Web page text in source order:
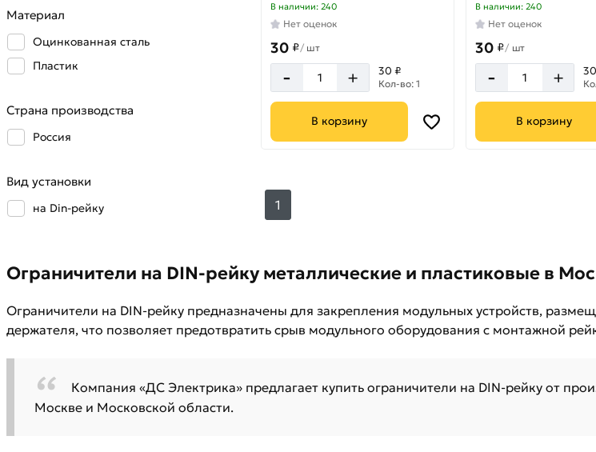
Материал
Оцинкованная сталь
Пластик
Страна производства
Россия
Вид установки
на Din-рейку
В наличии: 240
Нет оценок
30 ₽/ шт
- + 30 ₽
Кол-во: 1
В корзину
В наличии: 240
Нет оценок
30 ₽/ шт
- +
В корзину
1
Ограничители на DIN-рейку металлические и пластиковые в
Ограничители на DIN-рейку предназначены для закрепления модульных устройств,
держателя, что позволяет предотвратить срыв модульного оборудования с монтажной
Компания «ДС Электрика» предлагает купить ограничители на DIN-рейку от
Москве и Московской области.